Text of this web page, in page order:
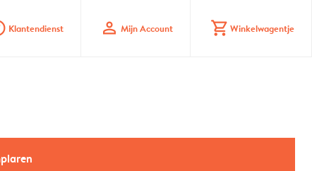
Klantendienst profile Mijn Account shopping_cart Winkelwagentje